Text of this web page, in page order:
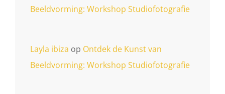
Beeldvorming: Workshop Studiofotografie
Layla ibiza op Ontdek de Kunst van
Beeldvorming: Workshop Studiofotografie